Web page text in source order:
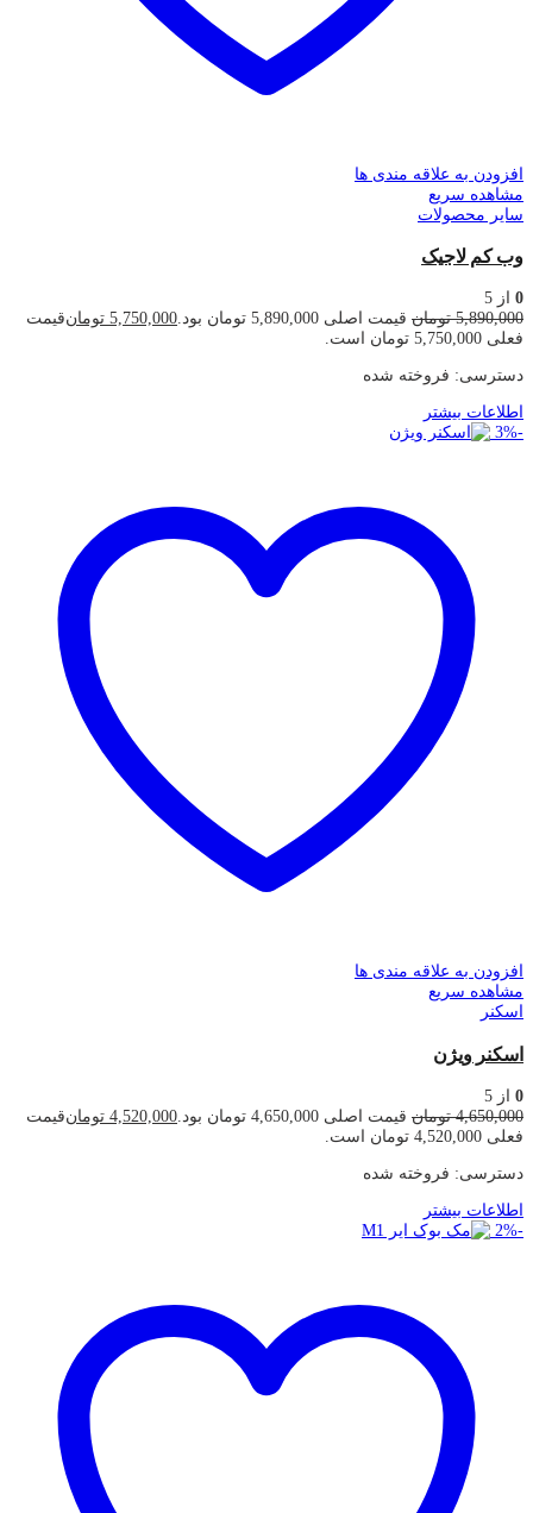
افزودن به علاقه مندی ها
مشاهده سریع
سایر محصولات
وب کم لاجیک
0 از 5
5,890,000 تومان قیمت اصلی 5,890,000 تومان بود. 5,750,000 تومانقیمت
فعلی 5,750,000 تومان است.
دسترسی: فروخته شده
اطلاعات بیشتر
-
3%
افزودن به علاقه مندی ها
مشاهده سریع
اسکنر
اسکنر ویژن
0 از 5
4,650,000 تومان قیمت اصلی 4,650,000 تومان بود. 4,520,000 تومانقیمت
فعلی 4,520,000 تومان است.
دسترسی: فروخته شده
اطلاعات بیشتر
-
2%